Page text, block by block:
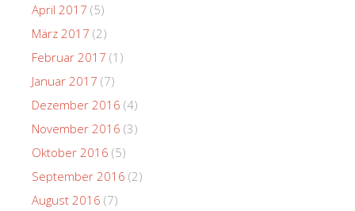
April 2017 (5)
März 2017 (2)
Februar 2017 (1)
Januar 2017 (7)
Dezember 2016 (4)
November 2016 (3)
Oktober 2016 (5)
September 2016 (2)
August 2016 (7)